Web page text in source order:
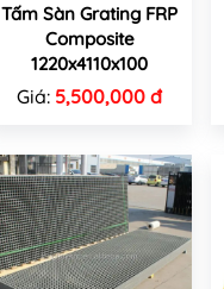
Tấm Sàn Grating FRP
Composite
1220x4110x100
Giá: 5,500,000 đ